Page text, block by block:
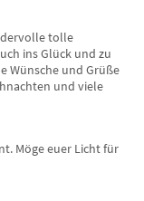
tolle
ins Glück und zu
Wünsche und Grüße
und viele
Möge euer Licht für